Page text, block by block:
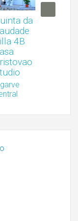
da
4B
Quinta